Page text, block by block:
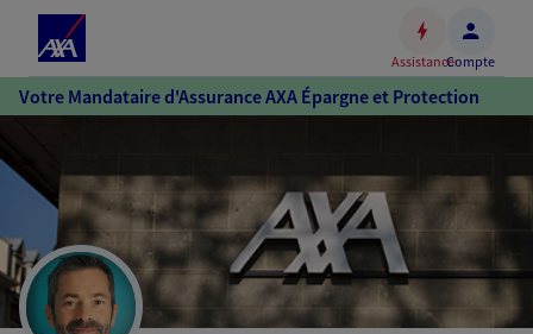
Accéder
au
Accéder
au
pied
de
page
AssistanceCompte
Votre Mandataire d'Assurance AXA Épargne et Protection